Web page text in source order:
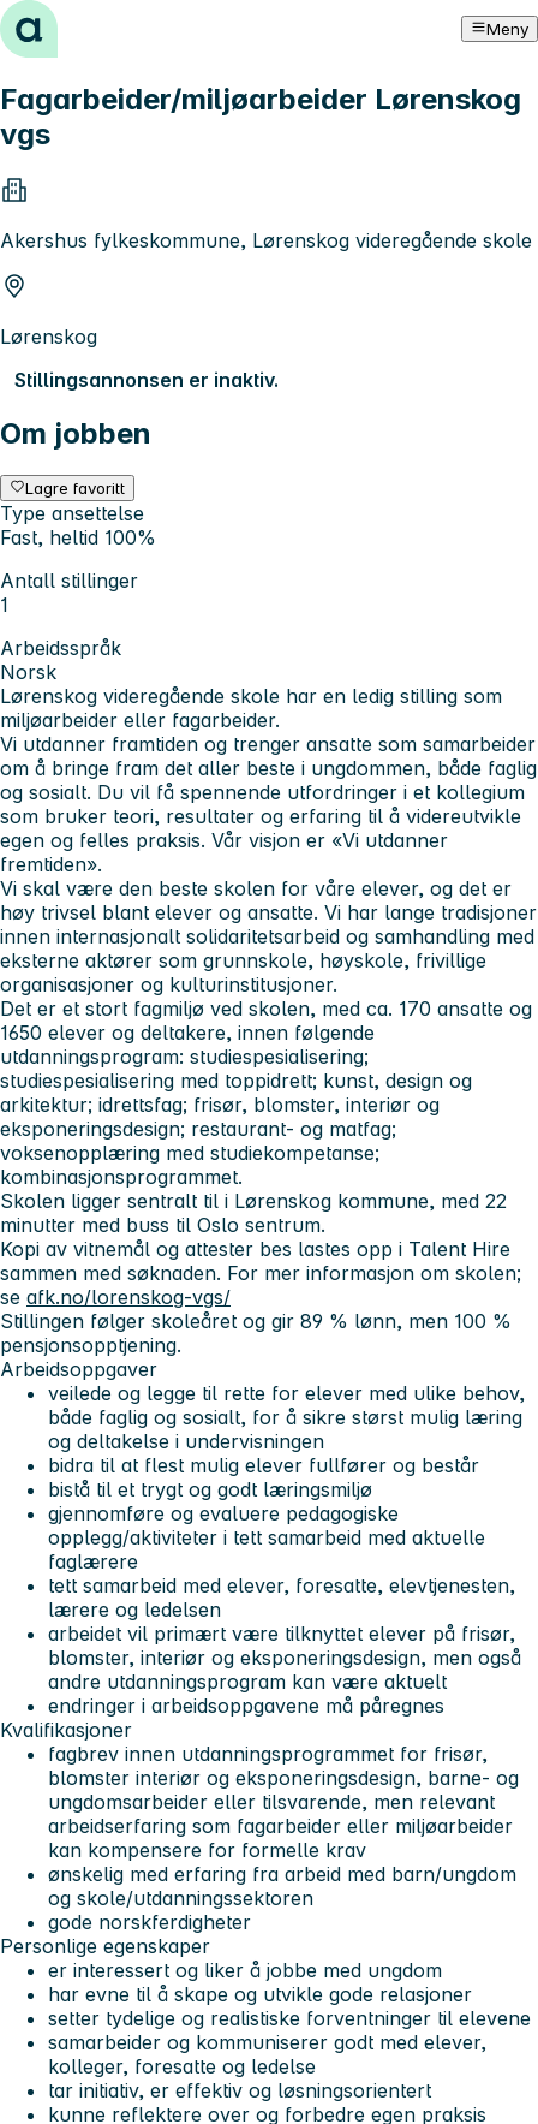
Hopp til innhold Meny
Fagarbeider/miljøarbeider Lørenskog
vgs
Akershus fylkeskommune, Lørenskog videregående skole
Lørenskog
Stillingsannonsen er inaktiv.
Om jobben
Lagre favoritt
Type ansettelse
Fast, heltid 100%
Antall stillinger
1
Arbeidsspråk
Norsk
Lørenskog videregående skole har en ledig stilling som
miljøarbeider eller fagarbeider.
Vi utdanner framtiden og trenger ansatte som samarbeider
om å bringe fram det aller beste i ungdommen, både faglig
og sosialt. Du vil få spennende utfordringer i et kollegium
som bruker teori, resultater og erfaring til å videreutvikle
egen og felles praksis. Vår visjon er «Vi utdanner
fremtiden».
Vi skal være den beste skolen for våre elever, og det er
høy trivsel blant elever og ansatte. Vi har lange tradisjoner
innen internasjonalt solidaritetsarbeid og samhandling med
eksterne aktører som grunnskole, høyskole, frivillige
organisasjoner og kulturinstitusjoner.
Det er et stort fagmiljø ved skolen, med ca. 170 ansatte og
1650 elever og deltakere, innen følgende
utdanningsprogram: studiespesialisering;
studiespesialisering med toppidrett; kunst, design og
arkitektur; idrettsfag; frisør, blomster, interiør og
eksponeringsdesign; restaurant- og matfag;
voksenopplæring med studiekompetanse;
kombinasjonsprogrammet.
Skolen ligger sentralt til i Lørenskog kommune, med 22
minutter med buss til Oslo sentrum.
Kopi av vitnemål og attester bes lastes opp i Talent Hire
sammen med søknaden. For mer informasjon om skolen;
se afk.no/lorenskog-vgs/
Stillingen følger skoleåret og gir 89 % lønn, men 100 %
pensjonsopptjening.
Arbeidsoppgaver
veilede og legge til rette for elever med ulike behov,
både faglig og sosialt, for å sikre størst mulig læring
og deltakelse i undervisningen
bidra til at flest mulig elever fullfører og består
bistå til et trygt og godt læringsmiljø
gjennomføre og evaluere pedagogiske
opplegg/aktiviteter i tett samarbeid med aktuelle
faglærere
tett samarbeid med elever, foresatte, elevtjenesten,
lærere og ledelsen
arbeidet vil primært være tilknyttet elever på frisør,
blomster, interiør og eksponeringsdesign, men også
andre utdanningsprogram kan være aktuelt
endringer i arbeidsoppgavene må påregnes
Kvalifikasjoner
fagbrev innen utdanningsprogrammet for frisør,
blomster interiør og eksponeringsdesign, barne- og
ungdomsarbeider eller tilsvarende, men relevant
arbeidserfaring som fagarbeider eller miljøarbeider
kan kompensere for formelle krav
ønskelig med erfaring fra arbeid med barn/ungdom
og skole/utdanningssektoren
gode norskferdigheter
Personlige egenskaper
er interessert og liker å jobbe med ungdom
har evne til å skape og utvikle gode relasjoner
setter tydelige og realistiske forventninger til elevene
samarbeider og kommuniserer godt med elever,
kolleger, foresatte og ledelse
tar initiativ, er effektiv og løsningsorientert
kunne reflektere over og forbedre egen praksis